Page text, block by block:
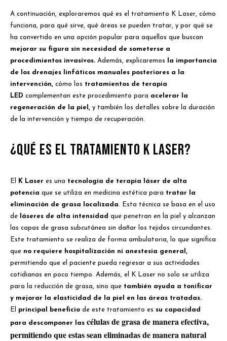
A continuación, exploraremos qué es el tratamiento K Laser, cómo
funciona, para qué sirve, qué áreas se pueden tratar, y por qué se
ha convertido en una opción popular para aquellos que buscan
mejorar su figura sin necesidad de someterse a
procedimientos invasivos. Además, explicaremos
la importancia
de los drenajes linfáticos manuales posteriores a la
intervención, cómo los tratamientos de terapia
LED complementan este procedimiento para acelerar la
regeneración de la piel, y también los detalles sobre la duración
de la intervención y tiempo de recuperación.
¿Qué es el Tratamiento K Laser?
El K Laser es una tecnología de terapia láser de alta
potencia que se utiliza en medicina estética para tratar la
eliminación de grasa localizada. Esta técnica se basa en el uso
de
láseres de alta intensidad que penetran en la piel y alcanzan
las capas de grasa subcutánea sin dañar los tejidos circundantes.
Este tratamiento se realiza de forma ambulatoria, lo que significa
que no requiere hospitalización ni anestesia general,
permitiendo que el paciente pueda regresar a sus actividades
cotidianas en poco tiempo. Además, el K Laser no solo se utiliza
para la reducción de grasa, sino que también ayuda a tonificar
y mejorar la elasticidad de la piel en las áreas tratadas.
El
principal beneficio de este tratamiento es su capacidad
para descomponer las células de grasa de manera efectiva,
permitiendo que estas sean eliminadas de manera natural